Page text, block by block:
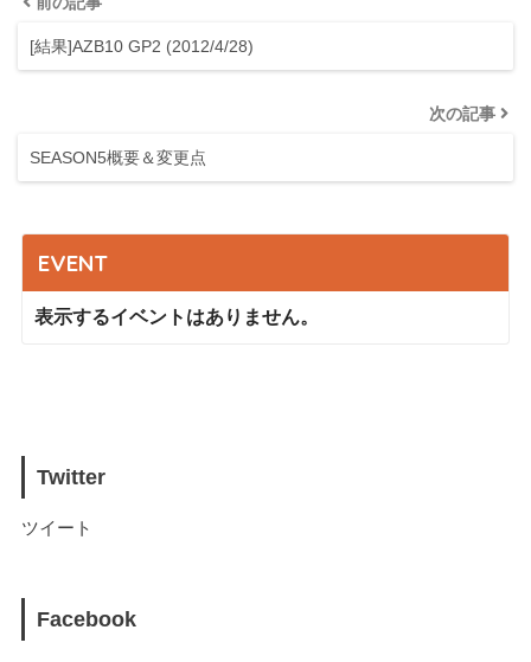
[結果]AZB10 GP2 (2012/4/28)
次の記事
SEASON5概要＆変更点
EVENT
表示するイベントはありません。
Twitter
ツイート
Facebook